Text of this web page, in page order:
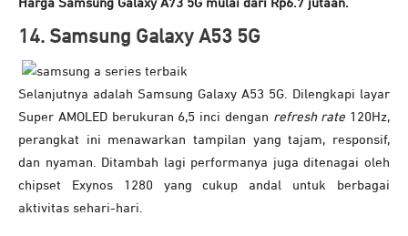
Harga Samsung Galaxy A73 5G mulai dari Rp6.7 jutaan.
14. Samsung Galaxy A53 5G
Selanjutnya adalah Samsung Galaxy A53 5G. Dilengkapi layar
Super AMOLED berukuran 6,5 inci dengan refresh rate 120Hz,
perangkat ini menawarkan tampilan yang tajam, responsif,
dan nyaman. Ditambah lagi performanya juga ditenagai oleh
chipset Exynos 1280 yang cukup andal untuk berbagai
aktivitas sehari-hari.